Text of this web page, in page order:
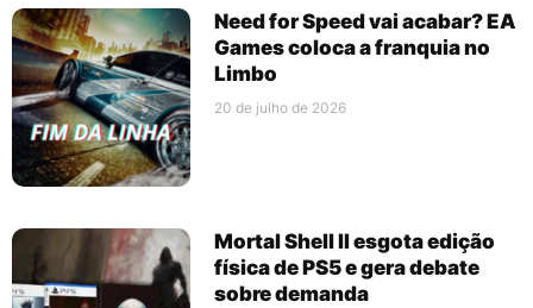
Need for Speed vai acabar? EA
Games coloca a franquia no
Limbo
20 de julho de 2026
Mortal Shell II esgota edição
física de PS5 e gera debate
sobre demanda